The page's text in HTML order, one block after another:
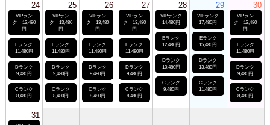
24
VIPラン
ク 13,480
円
Eランク
11,480円
Dランク
9,480円
Cランク
8,480円
25
VIPラン
ク 13,480
円
Eランク
11,480円
Dランク
9,480円
Cランク
8,480円
26
VIPラン
ク 13,480
円
Eランク
11,480円
Dランク
9,480円
Cランク
8,480円
27
VIPラン
ク 13,480
円
Eランク
11,480円
Dランク
9,480円
Cランク
8,480円
28
VIPランク
14,480円
Eランク
12,480円
Dランク
10,480円
Cランク
9,480円
29
VIPランク
17,480円
Eランク
15,480円
Dランク
13,480円
Cランク
11,480円
30
VIPラン
ク 13,480
円
Eランク
11,480円
Dランク
9,480円
Cランク
8,480円
31